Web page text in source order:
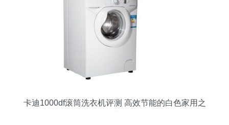
卡迪1000df滚筒洗衣机评测 高效节能的白色家用之